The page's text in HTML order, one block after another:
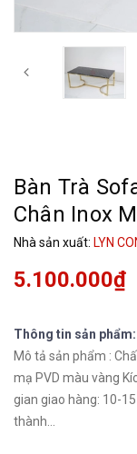
Bàn Trà
Chân Inox
Nhà sản xuất: LYN
5.100.000₫
Thông tin sản phẩm:
Mô tả sản phẩm : Chất liệu: Mặt đá đen nhân tạo -Chân inox 304
mạ PVD màu vàng
gian giao hàng: 10-
thành...